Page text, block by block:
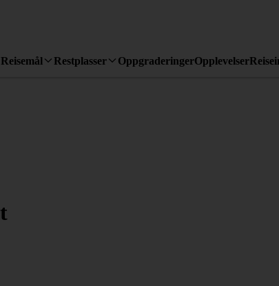
Reisemål Restplasser OppgraderingerOpplevelser